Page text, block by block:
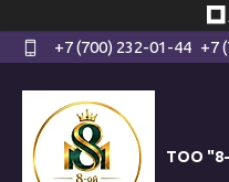
+7 (700) 232-01-44 +7
ТОО